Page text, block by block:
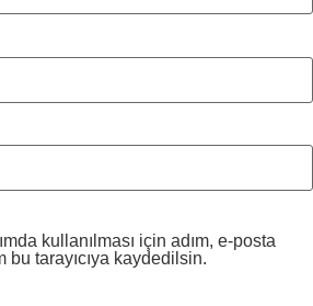
kullanılması için adım, e-posta
tarayıcıya kaydedilsin.